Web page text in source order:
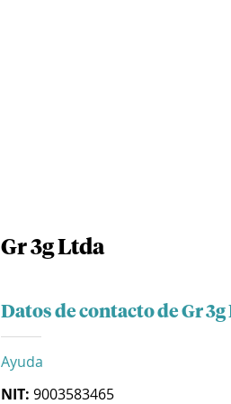
Gr 3g Ltda
Datos de contacto de Gr
Ayuda
NIT: 9003583465